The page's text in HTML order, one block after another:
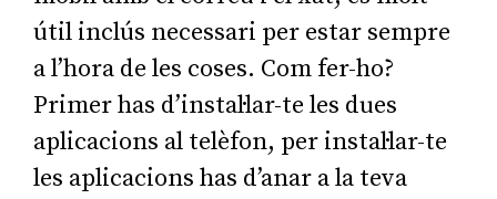
útil inclús necessari per estar sempre
a l’hora de les coses. Com fer-ho?
Primer has d’instal·lar-te les dues
aplicacions al telèfon, per instal·lar-te
les aplicacions has d’anar a la teva